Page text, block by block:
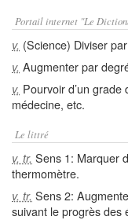
Portail internet "Le
v. (Science) Diviser
v. Augmenter par
v. Pourvoir d’un grade
médecine, etc.
Le littré
v. tr. Sens 1: Marquer
thermomètre.
v. tr. Sens 2:
suivant le progrès des